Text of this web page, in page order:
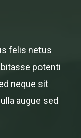
felis netus
potenti
neque sit
augue sed